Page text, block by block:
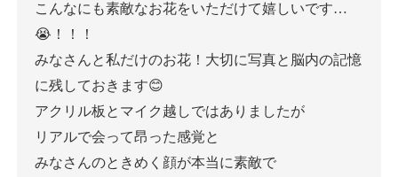
こんなにも素敵なお花をいただけて嬉しいです…
😭！！！
みなさんと私だけのお花！大切に写真と脳内の記憶
に残しておきます😊
アクリル板とマイク越しではありましたが
リアルで会って昂った感覚と
みなさんのときめく顔が本当に素敵で